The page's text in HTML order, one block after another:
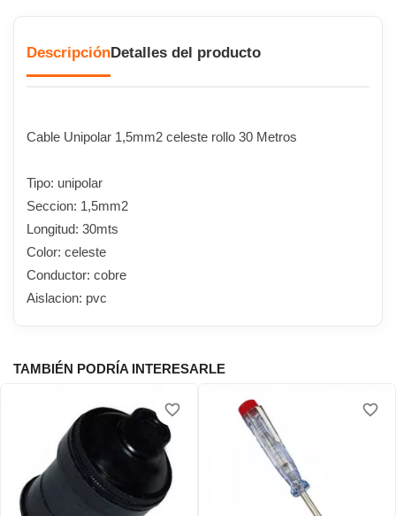
DescripciónDetalles del producto
Cable Unipolar 1,5mm2 celeste rollo 30 Metros
Tipo: unipolar
Seccion: 1,5mm2
Longitud: 30mts
Color: celeste
Conductor: cobre
Aislacion: pvc
TAMBIÉN PODRÍA INTERESARLE
favorite_border favorite_border